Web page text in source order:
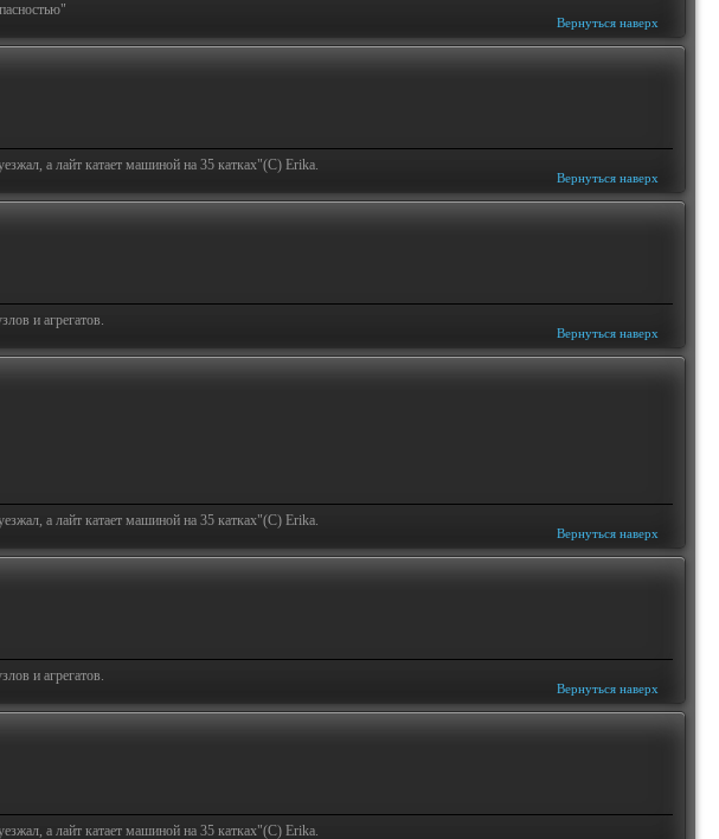
Вернуться наверх
а лайт катает машиной на 35 катках"(С) Erika.
Вернуться наверх
и агрегатов.
Вернуться наверх
а лайт катает машиной на 35 катках"(С) Erika.
Вернуться наверх
и агрегатов.
Вернуться наверх
а лайт катает машиной на 35 катках"(С) Erika.